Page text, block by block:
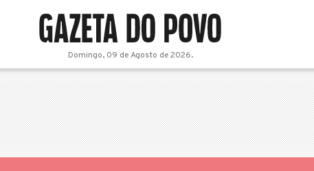
Domingo, 09 de Agosto de 2026.